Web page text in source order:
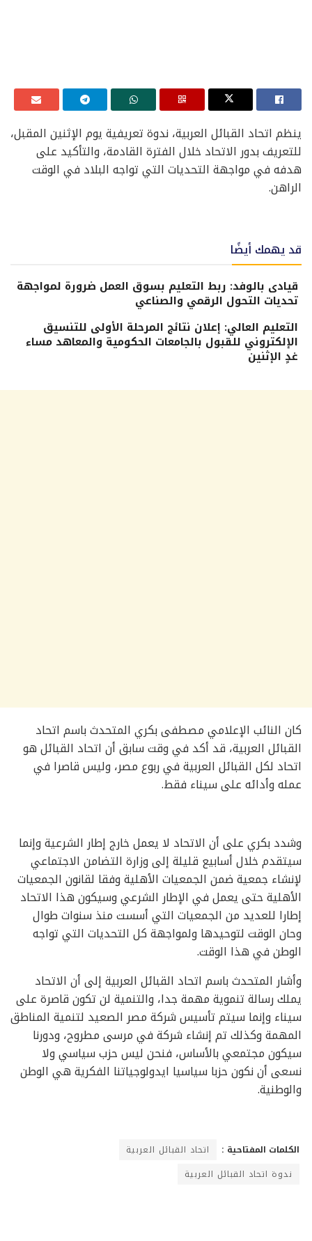
ينظم اتحاد القبائل العربية، ندوة تعريفية يوم الإثنين المقبل،
للتعريف بدور الاتحاد خلال الفترة القادمة، والتأكيد على
هدفه في مواجهة التحديات التي تواجه البلاد في الوقت
الراهن.
قد يهمك أيضًا
قيادى بالوفد: ربط التعليم بسوق العمل ضرورة لمواجهة
تحديات التحول الرقمي والصناعي
التعليم العالي: إعلان نتائج المرحلة الأولى للتنسيق
الإلكتروني للقبول بالجامعات الحكومية والمعاهد مساء
غدٍ الإثنين
كان النائب الإعلامي مصطفى بكري المتحدث باسم اتحاد
القبائل العربية، قد أكد في وقت سابق أن اتحاد القبائل هو
اتحاد لكل القبائل العربية في ربوع مصر، وليس قاصرا في
عمله وأدائه على سيناء فقط.
وشدد بكري على أن الاتحاد لا يعمل خارج إطار الشرعية وإنما
سيتقدم خلال أسابيع قليلة إلى وزارة التضامن الاجتماعي
لإنشاء جمعية ضمن الجمعيات الأهلية وفقا لقانون الجمعيات
الأهلية حتى يعمل في الإطار الشرعي وسيكون هذا الاتحاد
إطارا للعديد من الجمعيات التي أسست منذ سنوات طوال
وحان الوقت لتوحيدها ولمواجهة كل التحديات التي تواجه
الوطن في هذا الوقت.
وأشار المتحدث باسم اتحاد القبائل العربية إلى أن الاتحاد
يملك رسالة تنموية مهمة جدا، والتنمية لن تكون قاصرة على
سيناء وإنما سيتم تأسيس شركة مصر الصعيد لتنمية المناطق
المهمة وكذلك تم إنشاء شركة في مرسى مطروح، ودورنا
سيكون مجتمعي بالأساس، فنحن ليس حزب سياسي ولا
نسعى أن نكون حزبا سياسيا ايدولوجياتنا الفكرية هي الوطن
والوطنية.
الكلمات المفتاحية :
اتحاد القبائل العربية
ندوة اتحاد القبائل العربية